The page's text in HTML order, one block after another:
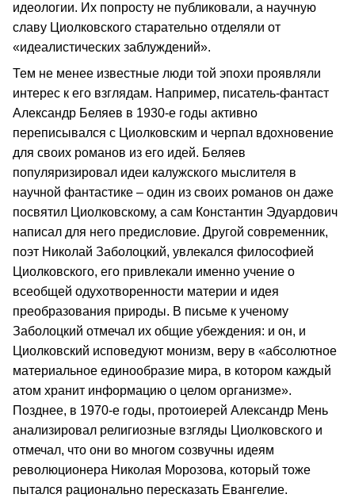
идеологии. Их попросту не публиковали, а научную
славу Циолковского старательно отделяли от
«идеалистических заблуждений».
Тем не менее известные люди той эпохи проявляли
интерес к его взглядам. Например, писатель-фантаст
Александр Беляев в 1930-е годы активно
переписывался с Циолковским и черпал вдохновение
для своих романов из его идей. Беляев
популяризировал идеи калужского мыслителя в
научной фантастике – один из своих романов он даже
посвятил Циолковскому, а сам Константин Эдуардович
написал для него предисловие. Другой современник,
поэт Николай Заболоцкий, увлекался философией
Циолковского, его привлекали именно учение о
всеобщей одухотворенности материи и идея
преобразования природы. В письме к ученому
Заболоцкий отмечал их общие убеждения: и он, и
Циолковский исповедуют монизм, веру в «абсолютное
материальное единообразие мира, в котором каждый
атом хранит информацию о целом организме».
Позднее, в 1970-е годы, протоиерей Александр Мень
анализировал религиозные взгляды Циолковского и
отмечал, что они во многом созвучны идеям
революционера Николая Морозова, который тоже
пытался рационально пересказать Евангелие.